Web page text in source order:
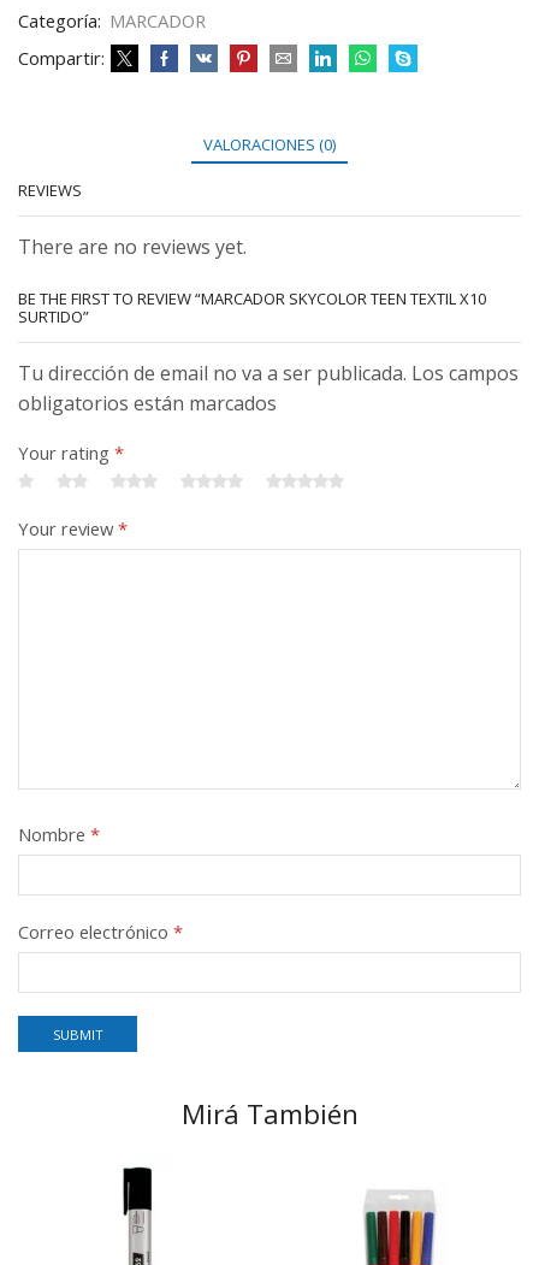
Categoría: MARCADOR
Compartir:
VALORACIONES (0)
REVIEWS
There are no reviews yet.
BE THE FIRST TO REVIEW “MARCADOR SKYCOLOR TEEN TEXTIL X10
SURTIDO”
Tu dirección de email no va a ser publicada. Los campos
obligatorios están marcados
Your rating *
Your review*
Nombre *
Correo electrónico *
Mirá También